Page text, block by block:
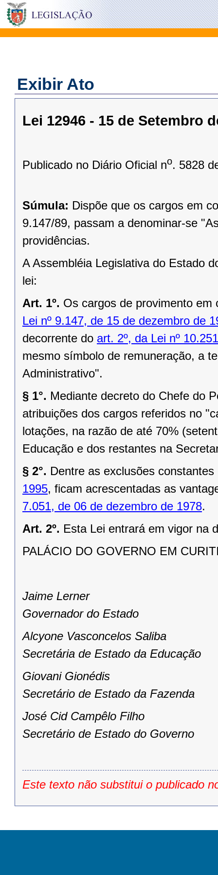
Exibir Ato
Lei 12946 - 15 de Setembro
Publicado no Diário Oficial no. 5828
Súmula: Dispõe que os cargos em
9.147/89, passam a denominar-se
providências.
A Assembléia Legislativa do Estado
lei:
Art. 1º. Os cargos de provimento
Lei nº 9.147, de 15 de dezembro de
decorrente do art. 2º, da Lei nº
mesmo símbolo de remuneração, a
Administrativo".
§ 1°. Mediante decreto do Chefe do
atribuições dos cargos referidos no
lotações, na razão de até 70%
Educação e dos restantes na
§ 2°. Dentre as exclusões
1995, ficam acrescentadas as
7.051, de 06 de dezembro de 1978.
Art. 2º. Esta Lei entrará em vigor na
PALÁCIO DO GOVERNO EM
Jaime Lerner
Governador do Estado
Alcyone Vasconcelos Saliba
Secretária de Estado da Educação
Giovani Gionédis
Secretário de Estado da Fazenda
José Cid Campêlo Filho
Secretário de Estado do Governo
Este texto não substitui o publicado